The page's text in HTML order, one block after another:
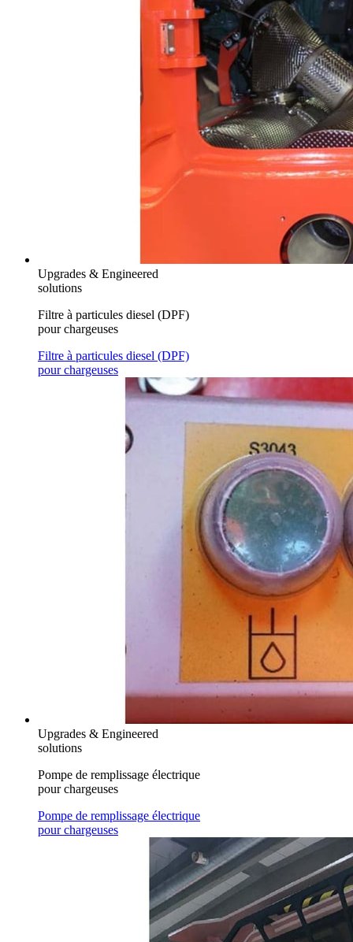
Upgrades & Engineered
solutions
Filtre à particules diesel (DPF)
pour chargeuses
Filtre à particules diesel (DPF)
pour chargeuses
Upgrades & Engineered
solutions
Pompe de remplissage électrique
pour chargeuses
Pompe de remplissage électrique
pour chargeuses